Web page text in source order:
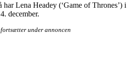
har Lena Headey (‘Game of Thrones’) i
december.
under annoncen